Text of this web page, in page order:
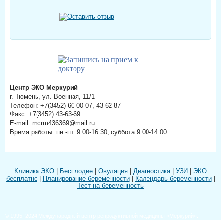
Центр ЭКО Меркурий
г. Тюмень, ул. Военная, 11/1
Телефон: +7(3452) 60-00-07, 43-62-87
Факс: +7(3452) 43-63-69
E-mail: mcrm436369@mail.ru
Время работы: пн.-пт. 9.00-16.30, суббота 9.00-14.00
Клиника ЭКО | Бесплодие | Овуляция | Диагностика | УЗИ | ЭКО
бесплатно| Планирование беременности| Календарь беременности|
Тест на беременность